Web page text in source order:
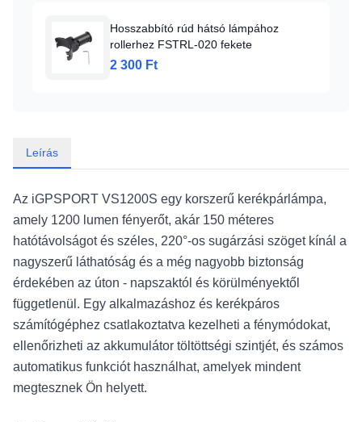
Hosszabbító rúd hátsó lámpához
rollerhez FSTRL-020 fekete
2 300 Ft
Leírás
Az iGPSPORT VS1200S egy korszerű kerékpárlámpa,
amely 1200 lumen fényerőt, akár 150 méteres
hatótávolságot és széles, 220°-os sugárzási szöget kínál a
nagyszerű láthatóság és a még nagyobb biztonság
érdekében az úton - napszaktól és körülményektől
függetlenül. Egy alkalmazáshoz és kerékpáros
számítógéphez csatlakoztatva kezelheti a fénymódokat,
ellenőrizheti az akkumulátor töltöttségi szintjét, és számos
automatikus funkciót használhat, amelyek mindent
megtesznek Ön helyett.